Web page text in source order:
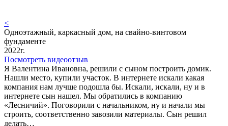
<
Одноэтажный, каркасный дом, на свайно-винтовом
фундаменте
2022г.
Посмотреть видеоотзыв
Я Валентина Ивановна, решили с сыном построить домик.
Нашли место, купили участок. В интернете искали какая
компания нам лучше подошла бы. Искали, искали, ну и в
интернете сын нашел. Мы обратились в компанию
«Лесничий». Поговорили с начальником, ну и начали мы
строить, соответственно завозили материалы. Сын решил
делать…